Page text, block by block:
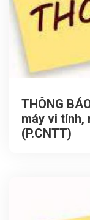
THÔNG
máy vi tính,
(P.CNTT)